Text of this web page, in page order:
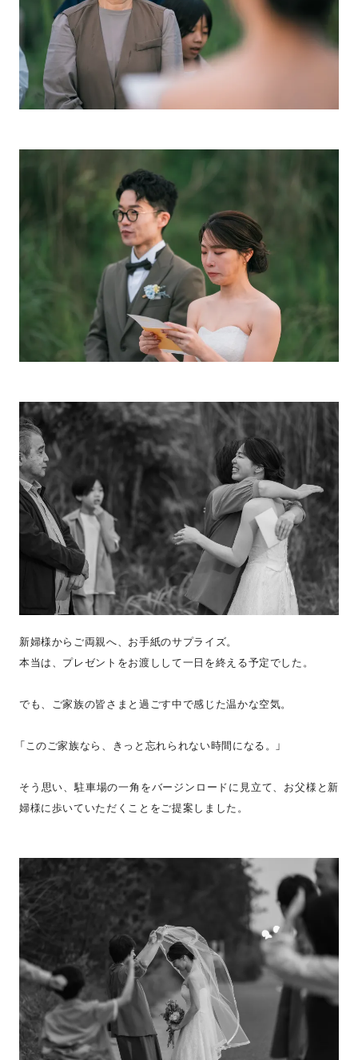
新婦様からご両親へ、お手紙のサプライズ。
本当は、プレゼントをお渡しして一日を終える予定でした。
でも、ご家族の皆さまと過ごす中で感じた温かな空気。
「このご家族なら、きっと忘れられない時間になる。」
そう思い、駐車場の一角をバージンロードに見立て、お父様と新
婦様に歩いていただくことをご提案しました。